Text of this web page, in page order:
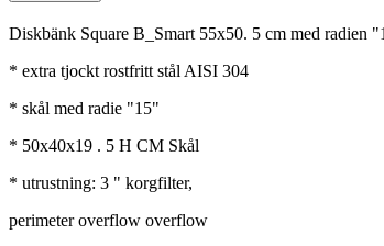
Diskbänk Square B_Smart 55x50. 5 cm med radien
* extra tjockt rostfritt stål AISI 304
* skål med radie "15"
* 50x40x19 . 5 H CM Skål
* utrustning: 3 " korgfilter,
perimeter overflow overflow